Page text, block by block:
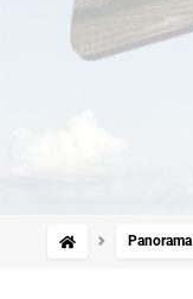
Panorama